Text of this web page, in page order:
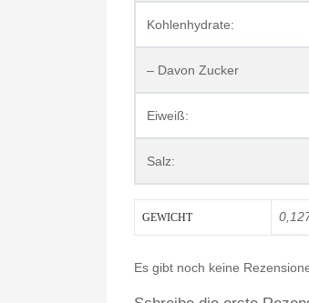
Kohlenhydrate:
– Davon Zucker
Eiweiß:
Salz:
GEWICHT
Es gibt noch keine